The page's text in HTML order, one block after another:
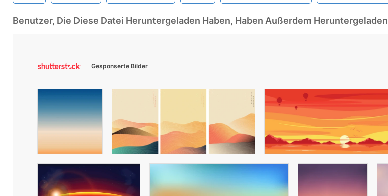
Benutzer, Die Diese Datei Heruntergeladen Haben, Haben Außerdem Heruntergeladen
Gesponserte Bilder